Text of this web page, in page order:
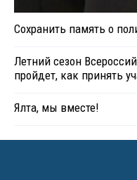
Сохранить память о
Летний сезон
пройдет, как принять
Ялта, мы вместе!